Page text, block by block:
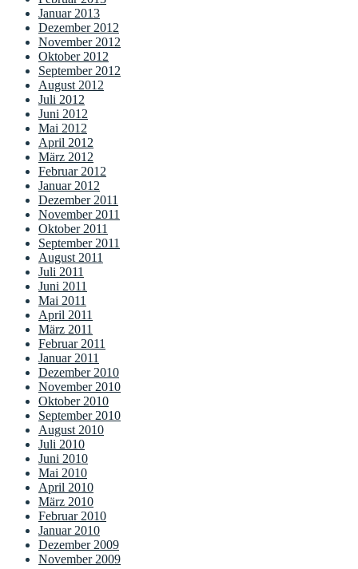
Januar 2013
Dezember 2012
November 2012
Oktober 2012
September 2012
August 2012
Juli 2012
Juni 2012
Mai 2012
April 2012
März 2012
Februar 2012
Januar 2012
Dezember 2011
November 2011
Oktober 2011
September 2011
August 2011
Juli 2011
Juni 2011
Mai 2011
April 2011
März 2011
Februar 2011
Januar 2011
Dezember 2010
November 2010
Oktober 2010
September 2010
August 2010
Juli 2010
Juni 2010
Mai 2010
April 2010
März 2010
Februar 2010
Januar 2010
Dezember 2009
November 2009